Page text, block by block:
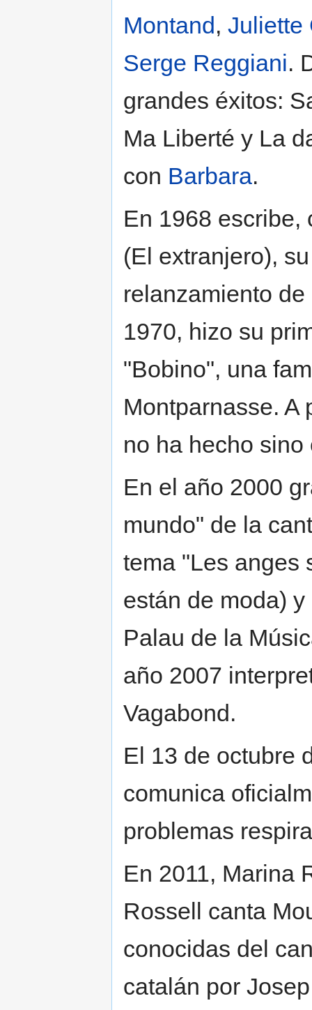
Montand , Juliette
Serge Reggiani.
grandes éxitos:
Ma Liberté y La
con Barbara.
En 1968 escribe,
(El extranjero),
relanzamiento
1970, hizo su
"Bobino", una
Montparnasse. A
no ha hecho sino
En el año 2000
mundo" de la
tema "Les anges
están de moda)
Palau de la
año 2007
Vagabond.
El 13 de octubre
comunica
problemas
En 2011, Marina
Rossell canta
conocidas del
catalán por